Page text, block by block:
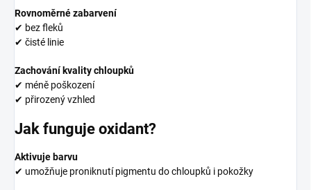
Rovnoměrné zabarvení
✔ bez fleků
✔ čisté linie
Zachování kvality chloupků
✔ méně poškození
✔ přirozený vzhled
Jak funguje oxidant?
Aktivuje barvu
✔ umožňuje proniknutí pigmentu do chloupků i pokožky